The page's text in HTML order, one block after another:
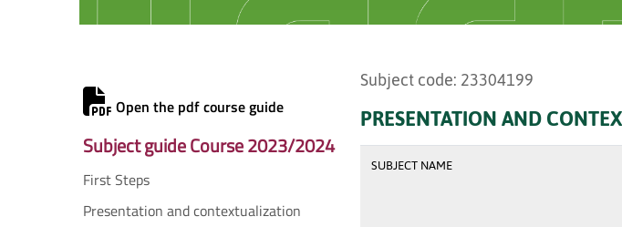
Open the pdf course guide
Subject guide Course 2023/2024
First Steps
Presentation and contextualization
Subject code: 23304199
PRESENTATION AND
SUBJECT NAME